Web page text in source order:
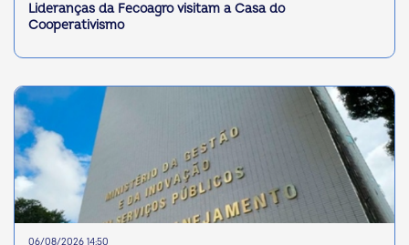
Lideranças da Fecoagro visitam a Casa do
Cooperativismo
06/08/2026 14:50